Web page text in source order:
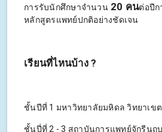
การรับนักศึกษาจำนวน20 คนต่อปีก
หลักสูตรแพทย์ปกติอย่างชัดเจน
เรียนที่ไหนบ้าง ?
ชั้นปีที่ 1 มหาวิทยาลัยมหิดล วิทยาเข
ชั้นปี่ที่ 2 - 3 สถาบันการแพทย์จักรีนฤ